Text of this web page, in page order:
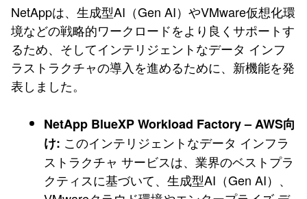
NetAppは、生成型AI（Gen AI）やVMware仮想化環
境などの戦略的ワークロードをより良くサポートす
るため、そしてインテリジェントなデータ インフ
ラストラクチャの導入を進めるために、新機能を発
表しました。
NetApp BlueXP Workload Factory – AWS向
け: このインテリジェントなデータ インフラ
ストラクチャ サービスは、業界のベストプラ
クティスに基づいて、生成型AI（Gen AI）、